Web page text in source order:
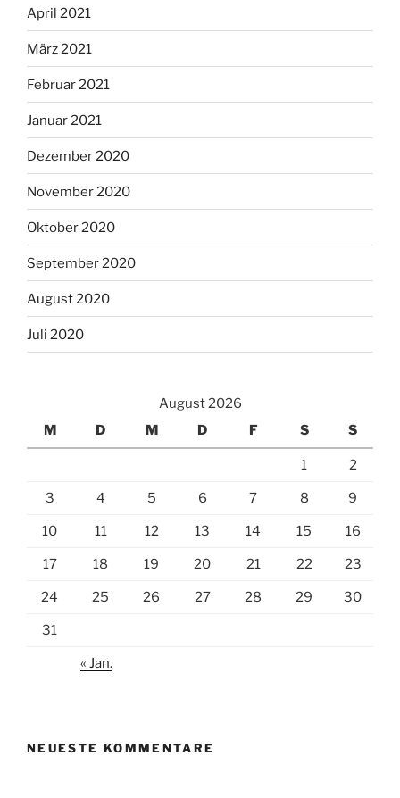
April 2021
März 2021
Februar 2021
Januar 2021
Dezember 2020
November 2020
Oktober 2020
September 2020
August 2020
Juli 2020
August 2026
M
D M D F S S
1 2
3 4 5 6 7 8 9
10 11 12 13 14 15 16
17 18 19 20 21 22 23
24 25 26 27 28 29 30
31
« Jan.
NEUESTE KOMMENTARE